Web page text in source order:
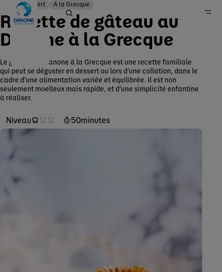
Danone en France
Recettes
Dessert A la Grecque
Recette de gâteau au
Danone à la Grecque
Le gâteau au Danone à la Grecque est une recette familiale
qui peut se déguster en dessert ou lors d’une collation, dans le
cadre d’une alimentation variée et équilibrée. Il est non
seulement moelleux mais rapide, et d’une simplicité enfantine
à réaliser.
Niveau 50minutes